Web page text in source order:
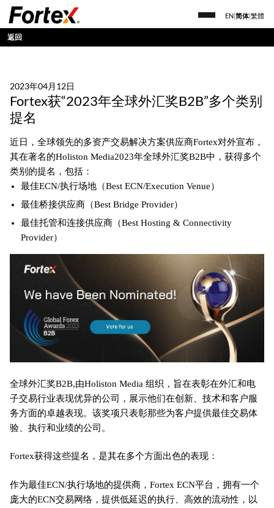
EN 简体 繁體
返回
2023年04月12日
Fortex获“2023年全球外汇奖B2B”多个类别
提名
近日，全球领先的多资产交易解决方案供应商Fortex对外宣布，
其在著名的Holiston Media2023年全球外汇奖B2B中，获得多个
类别的提名，包括：
最佳ECN/执行场地（Best ECN/Execution Venue）
最佳桥接供应商（Best Bridge Provider）
最佳托管和连接供应商（Best Hosting & Connectivity
Provider）
全球外汇奖B2B,由Holiston Media 组织，旨在表彰在外汇和电
子交易行业表现优异的公司，展示他们在创新、技术和客户服
务方面的卓越表现。该奖项只表彰那些为客户提供最佳交易体
验、执行和业绩的公司。
Fortex获得这些提名，是其在多个方面出色的表现：
作为最佳ECN/执行场地的提供商，Fortex ECN平台，拥有一个
庞大的ECN交易网络，提供低延迟的执行、高效的流动性，以